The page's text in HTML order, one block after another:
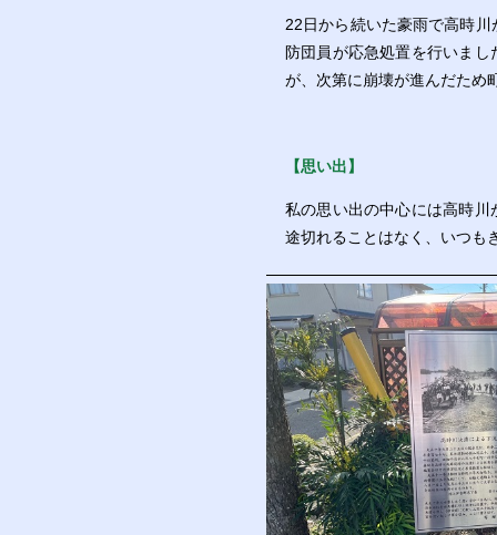
22日から続いた豪雨で高時
防団員が応急処置を行いま
が、次第に崩壊が進んだため
【思い出】
私の思い出の中心には高時
途切れることはなく、いつも